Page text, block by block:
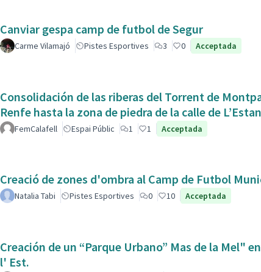
Canviar gespa camp de futbol de Segur
Carme Vilamajó Pistes Esportives 3 0 Acceptada
Consolidación de las riberas del Torrent de
Renfe hasta la zona de piedra de la calle de
FemCalafell Espai Públic 1 1 Acceptada
Creació de zones d'ombra al Camp de Futbol
Natalia Tabi Pistes Esportives 0 10 Acceptada
Creación de un “Parque Urbano” Mas de la Mel"
l' Est.